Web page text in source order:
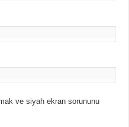
ve siyah ekran sorununu